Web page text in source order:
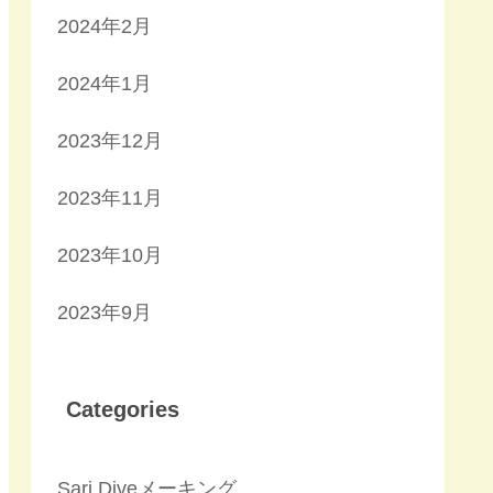
2024年2月
2024年1月
2023年12月
2023年11月
2023年10月
2023年9月
Categories